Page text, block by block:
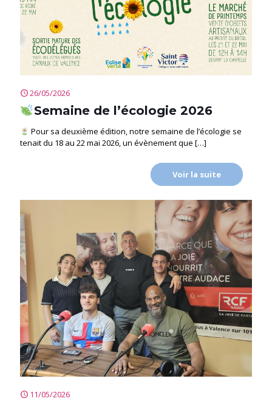
26/05/2026
Semaine de l’écologie 2026
Pour sa deuxième édition, notre semaine de l’écologie se
tenait du 18 au 22 mai 2026, un évènement que […]
Voir la suite
11/05/2026